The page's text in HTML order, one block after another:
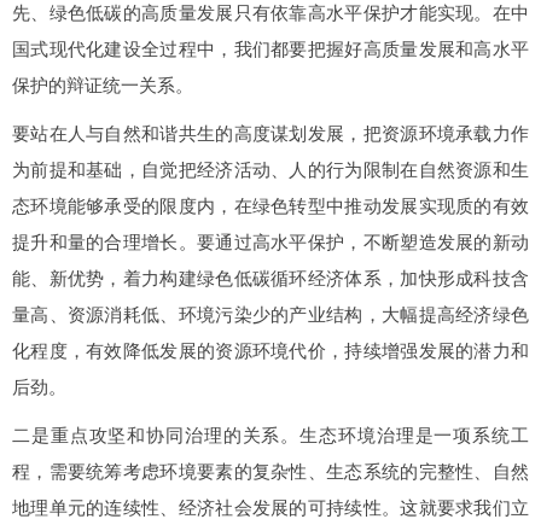
先、绿色低碳的高质量发展只有依靠高水平保护才能实现。在中
国式现代化建设全过程中，我们都要把握好高质量发展和高水平
保护的辩证统一关系。
要站在人与自然和谐共生的高度谋划发展，把资源环境承载力作
为前提和基础，自觉把经济活动、人的行为限制在自然资源和生
态环境能够承受的限度内，在绿色转型中推动发展实现质的有效
提升和量的合理增长。要通过高水平保护，不断塑造发展的新动
能、新优势，着力构建绿色低碳循环经济体系，加快形成科技含
量高、资源消耗低、环境污染少的产业结构，大幅提高经济绿色
化程度，有效降低发展的资源环境代价，持续增强发展的潜力和
后劲。
二是重点攻坚和协同治理的关系。生态环境治理是一项系统工
程，需要统筹考虑环境要素的复杂性、生态系统的完整性、自然
地理单元的连续性、经济社会发展的可持续性。这就要求我们立